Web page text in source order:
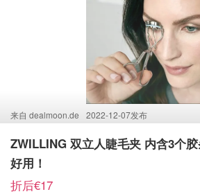
来自 dealmoon.de 2022-12-07发布
ZWILLING 双立人睫毛夹 内含3个
好用！
折后€17